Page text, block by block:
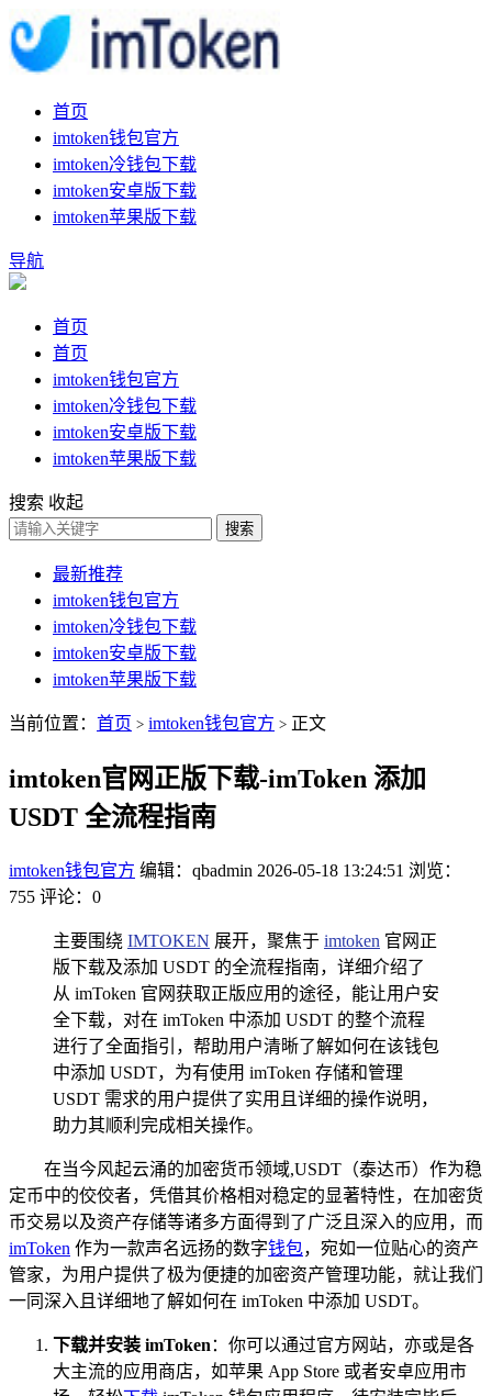
首页
imtoken钱包官方
imtoken冷钱包下载
imtoken安卓版下载
imtoken苹果版下载
导航
首页
首页
imtoken钱包官方
imtoken冷钱包下载
imtoken安卓版下载
imtoken苹果版下载
搜索 收起
搜索
最新推荐
imtoken钱包官方
imtoken冷钱包下载
imtoken安卓版下载
imtoken苹果版下载
当前位置： 首页 > imtoken钱包官方 > 正文
imtoken官网正版下载-imToken 添加
USDT 全流程指南
imtoken钱包官方 编辑：qbadmin 2026-05-18 13:24:51 浏览：
755 评论：0
主要围绕 IMTOKEN 展开，聚焦于 imtoken 官网正
版下载及添加 USDT 的全流程指南，详细介绍了
从 imToken 官网获取正版应用的途径，能让用户安
全下载，对在 imToken 中添加 USDT 的整个流程
进行了全面指引，帮助用户清晰了解如何在该钱包
中添加 USDT，为有使用 imToken 存储和管理
USDT 需求的用户提供了实用且详细的操作说明，
助力其顺利完成相关操作。
在当今风起云涌的加密货币领域,USDT（泰达币）作为稳
定币中的佼佼者，凭借其价格相对稳定的显著特性，在加密货
币交易以及资产存储等诸多方面得到了广泛且深入的应用，而
imToken 作为一款声名远扬的数字钱包，宛如一位贴心的资产
管家，为用户提供了极为便捷的加密资产管理功能，就让我们
一同深入且详细地了解如何在 imToken 中添加 USDT。
下载并安装 imToken ：你可以通过官方网站，亦或是各
大主流的应用商店，如苹果 App Store 或者安卓应用市